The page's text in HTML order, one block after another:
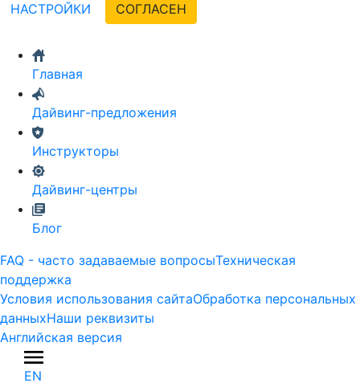
НАСТРОЙКИ
СОГЛАСЕН
Главная
Дайвинг-предложения
Инструкторы
Дайвинг-центры
Блог
FAQ - часто задаваемые вопросыТехническая
поддержка
Условия использования сайтаОбработка персональных
данныхНаши реквизиты
Английская версия
EN